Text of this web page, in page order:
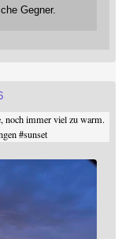
Gegner.
noch immer viel zu warm.
#sunset